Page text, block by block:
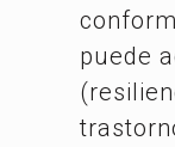
puede